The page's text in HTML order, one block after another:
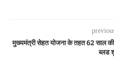
मुख्यमंत्री सेहत योजना के तहत 62 साल की
ब्लड